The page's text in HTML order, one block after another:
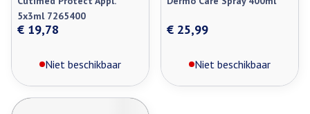
5x3ml 7265400
€ 19,78
Niet beschikbaar
€ 25,99
Niet beschikbaar